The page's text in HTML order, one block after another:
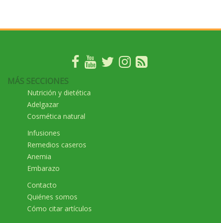
MÁS SECCIONES
Nutrición y dietética
Adelgazar
Cosmética natural
Infusiones
Remedios caseros
Anemia
Embarazo
Contacto
Quiénes somos
Cómo citar artículos